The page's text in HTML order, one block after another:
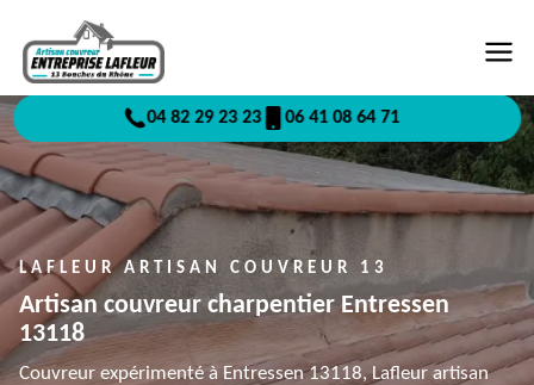
04 82 29 23 23 06 41 08 64 71
LAFLEUR ARTISAN COUVREUR 13
Artisan couvreur charpentier Entressen
13118
Couvreur expérimenté à Entressen 13118, Lafleur artisan